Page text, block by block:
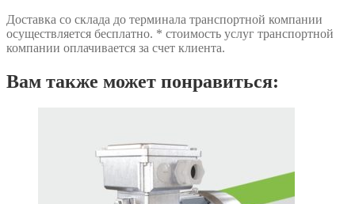
Доставка со склада до терминала транспортной компании
осуществляется бесплатно. * стоимость услуг транспортной
компании оплачивается за счет клиента.
Вам также может понравиться: